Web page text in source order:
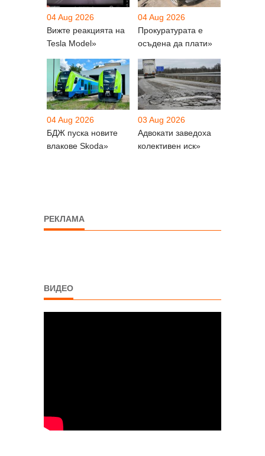
04 Aug 2026
Вижте реакцията на
Tesla Model»
04 Aug 2026
Прокуратурата е
осъдена да плати»
04 Aug 2026
БДЖ пуска новите
влакове Skoda»
03 Aug 2026
Адвокати заведоха
колективен иск»
РЕКЛАМА
ВИДЕО